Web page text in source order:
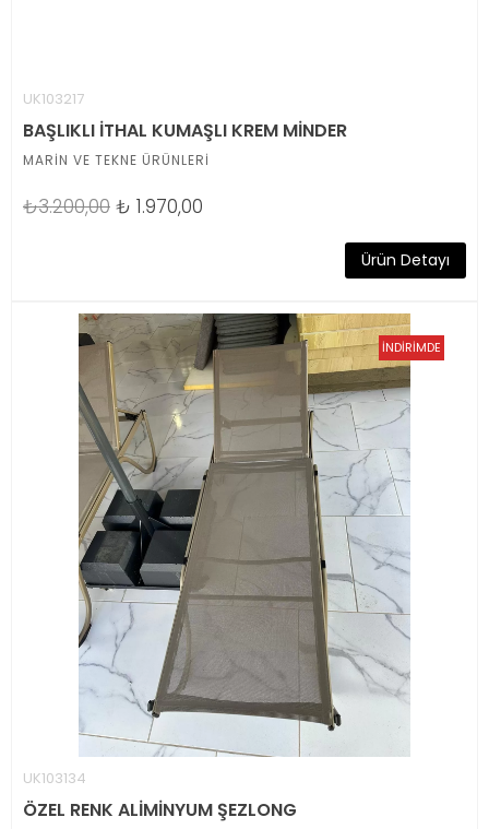
UK103217
BAŞLIKLI İTHAL KUMAŞLI KREM MİNDER
MARİN VE TEKNE ÜRÜNLERİ
₺3.200,00 ₺ 1.970,00
Ürün Detayı
UK103134
ÖZEL RENK ALİMİNYUM ŞEZLONG
İNDİRİMDE